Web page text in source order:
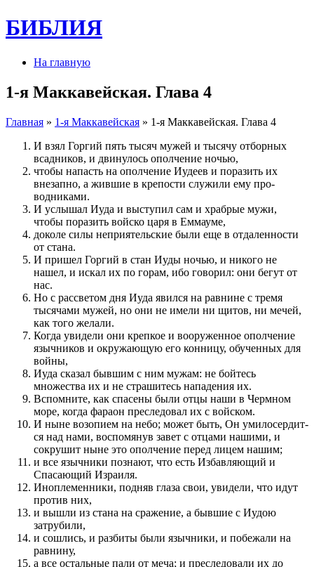
БИБЛИЯ
На главную
1-я Маккавейская. Глава 4
Главная » 1-я Маккавейская » 1-я Маккавейская. Глава 4
И взял Горгий пять тысяч мужей и тысячу отборных
всадников, и двинулось ополче­ние ночью,
чтобы напасть на ополче­ние Иудеев и по­раз­ить их
внезапно, а жив­шие в крепости служили ему про­
водниками.
И услы­шал Иуда и выступил сам и храбрые мужи,
чтобы по­раз­ить войско царя в Еммауме,
доколе силы неприятель­ские были еще в отдален­ности
от стана.
И при­шел Горгий в стан Иуды ночью, и никого не
нашел, и искал их по горам, ибо говорил: они бегут от
нас.
Но с рас­светом дня Иуда явил­ся на равнине с тремя
тысячами мужей, но они не имели ни щитов, ни мечей,
как того желали.
Когда увидели они крепкое и вооружен­ное ополче­ние
язычников и окружа­ю­щую его кон­ницу, обучен­ных для
войны,
Иуда сказал быв­шим с ним мужам: не бойтесь
множества их и не страшитесь нападе­ния их.
Вспомните, как спасены были отцы наши в Чермном
море, когда фараон пре­следовал их с войском.
И ныне возопием на небо; может быть, Он умило­сердит­
ся над нами, во­с­по­мянув завет с отцами нашими, и
сокрушит ныне это ополче­ние перед­ лицем нашим;
и все язычники по­знают, что есть Избавля­ю­щий и
Спаса­ю­щий Израиля.
Иноплемен­ники, подняв глаза свои, увидели, что идут
про­тив них,
и вышли из стана на сраже­ние, а быв­шие с Иудою
затрубили,
и сошлись, и раз­биты были язычники, и по­бежали на
равнину,
а все остальные пали от меча; и пре­следовали их до